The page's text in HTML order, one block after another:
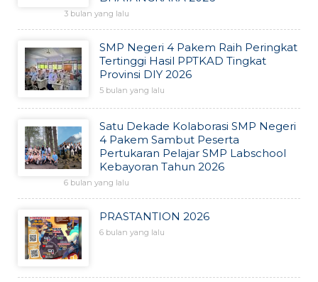
3 bulan yang lalu
SMP Negeri 4 Pakem Raih Peringkat
Tertinggi Hasil PPTKAD Tingkat
Provinsi DIY 2026
5 bulan yang lalu
Satu Dekade Kolaborasi SMP Negeri
4 Pakem Sambut Peserta
Pertukaran Pelajar SMP Labschool
Kebayoran Tahun 2026
6 bulan yang lalu
PRASTANTION 2026
6 bulan yang lalu